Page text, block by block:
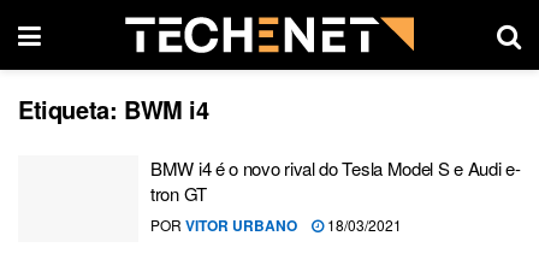
Etiqueta: BWM i4
BMW i4 é o novo rival do Tesla Model S e Audi e-
tron GT
POR VITOR URBANO 18/03/2021